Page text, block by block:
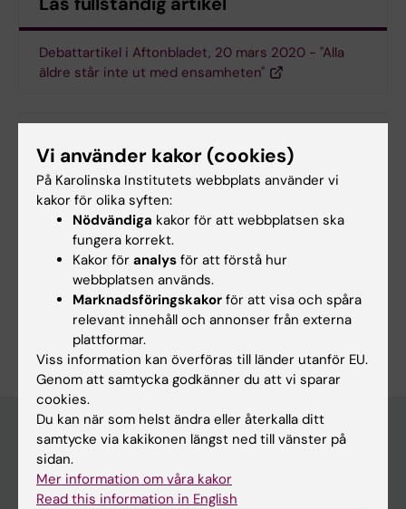
Debattartikel i Aftonbladet, 20 mars 2020 - "Alla
äldre står inte ut med ensamheten"
Uppdaterad av:
Innehållsgranskare:
Lotte Brandt
Upptäck KI
Utbildning
Vi använder kakor (cookies)
På Karolinska Institutets webbplats använder vi
kakor för olika syften:
Nödvändiga kakor för att webbplatsen ska
fungera korrekt.
Kakor för analys för att förstå hur
webbplatsen används.
Marknadsföringskakor för att visa och spåra
relevant innehåll och annonser från externa
plattformar.
Viss information kan överföras till länder utanför EU.
Genom att samtycka godkänner du att vi sparar
cookies.
Du kan när som helst ändra eller återkalla ditt
samtycke via kakikonen längst ned till vänster på
sidan.
Mer information om våra kakor
Read this information in English